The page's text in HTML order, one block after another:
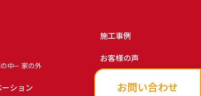
中 家の外
ション
施工事例
お客様の声
お知らせお問い合わせ